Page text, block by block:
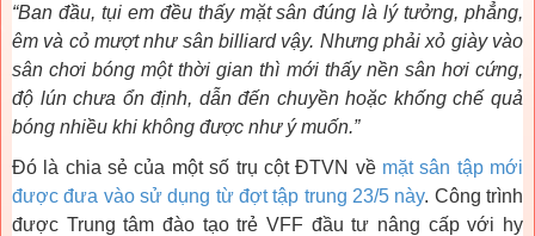
“Ban đầu, tụi em đều thấy mặt sân đúng là lý tưởng, phẳng,
êm và cỏ mượt như sân billiard vậy. Nhưng phải xỏ giày vào
sân chơi bóng một thời gian thì mới thấy nền sân hơi cứng,
độ lún chưa ổn định, dẫn đến chuyền hoặc khống chế quả
bóng nhiều khi không được như ý muốn.”
Đó là chia sẻ của một số trụ cột ĐTVN về mặt sân tập mới
được đưa vào sử dụng từ đợt tập trung 23/5 này. Công trình
được Trung tâm đào tạo trẻ VFF đầu tư nâng cấp với hy